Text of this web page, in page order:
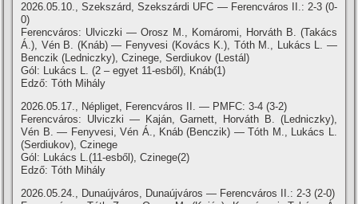
2026.05.10., Szekszárd, Szekszárdi UFC — Ferencváros II.: 2-3 (0-
0)
Ferencváros: Ulviczki — Orosz M., Komáromi, Horváth B. (Takács
Á.), Vén B. (Knáb) — Fenyvesi (Kovács K.), Tóth M., Lukács L. —
Benczik (Ledniczky), Czinege, Serdiukov (Lestál)
Gól: Lukács L. (2 – egyet 11-esből), Knáb(1)
Edző: Tóth Mihály
2026.05.17., Népliget, Ferencváros II. — PMFC: 3-4 (3-2)
Ferencváros: Ulviczki — Kaján, Garnett, Horváth B. (Ledniczky),
Vén B. — Fenyvesi, Vén Á., Knáb (Benczik) — Tóth M., Lukács L.
(Serdiukov), Czinege
Gól: Lukács L.(11-esből), Czinege(2)
Edző: Tóth Mihály
2026.05.24., Dunaújváros, Dunaújváros — Ferencváros II.: 2-3 (2-0)